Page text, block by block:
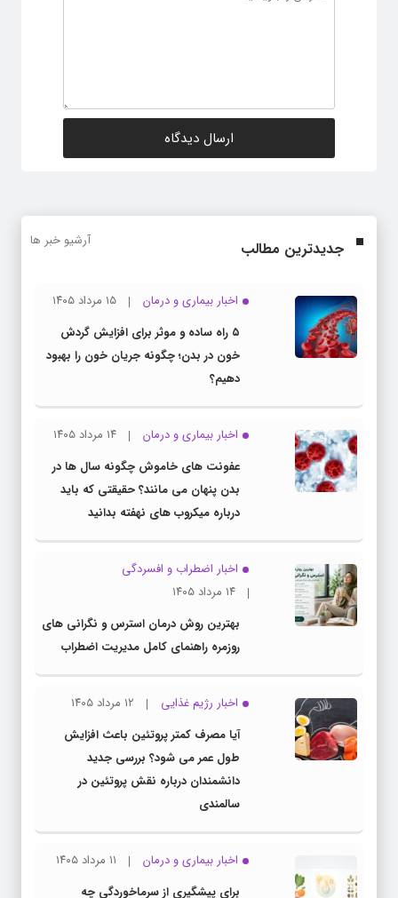
جدیدترین مطالب آرشیو خبر ها
اخبار بیماری و درمان
۱۵ مرداد ۱۴۰۵
۵ راه ساده و موثر برای افزایش گردش
خون در بدن؛ چگونه جریان خون را بهبود
دهیم؟
اخبار بیماری و درمان
۱۴ مرداد ۱۴۰۵
عفونت های خاموش چگونه سال ها در
بدن پنهان می مانند؟ حقیقتی که باید
درباره میکروب های نهفته بدانید
اخبار اضطراب و افسردگی
۱۴ مرداد ۱۴۰۵
بهترین روش درمان استرس و نگرانی های
روزمره راهنمای کامل مدیریت اضطراب
اخبار رژیم غذایی
۱۲ مرداد ۱۴۰۵
آیا مصرف کمتر پروتئین باعث افزایش
طول عمر می شود؟ بررسی جدید
دانشمندان درباره نقش پروتئین در
سالمندی
اخبار بیماری و درمان
۱۱ مرداد ۱۴۰۵
برای پیشگیری از سرماخوردگی چه